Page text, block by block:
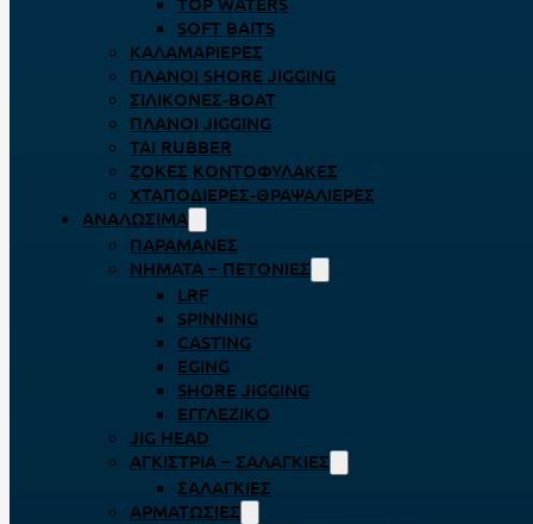
SOFT BAITS
ΚΑΛΑΜΑΡΙΈΡΕΣ
ΠΛΆΝΟΙ SHORE JIGGING
ΣΙΛΙΚΌΝΕΣ-BOAT
ΠΛΆΝΟΙ JIGGING
TAI RUBBER
ΖΌΚΕΣ ΚΟΝΤΟΦΎΛΑΚΕΣ
ΧΤΑΠΟΔΙΈΡΕΣ-ΘΡΑΨΑΛΙΈΡΕΣ
ΑΝΑΛΏΣΙΜΑ
ΠΑΡΑΜΆΝΕΣ
ΝΉΜΑΤΑ – ΠΕΤΟΝΙΈΣ
LRF
SPINNING
CASTING
EGING
SHORE JIGGING
ΕΓΓΛΈΖΙΚΟ
JIG HEAD
ΑΓΚΊΣΤΡΙΑ – ΣΑΛΑΓΚΙΈΣ
ΣΑΛΑΓΚΙΈΣ
ΑΡΜΑΤΩΣΙΈΣ